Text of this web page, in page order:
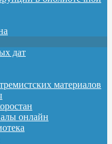
дат
материалов
онлайн